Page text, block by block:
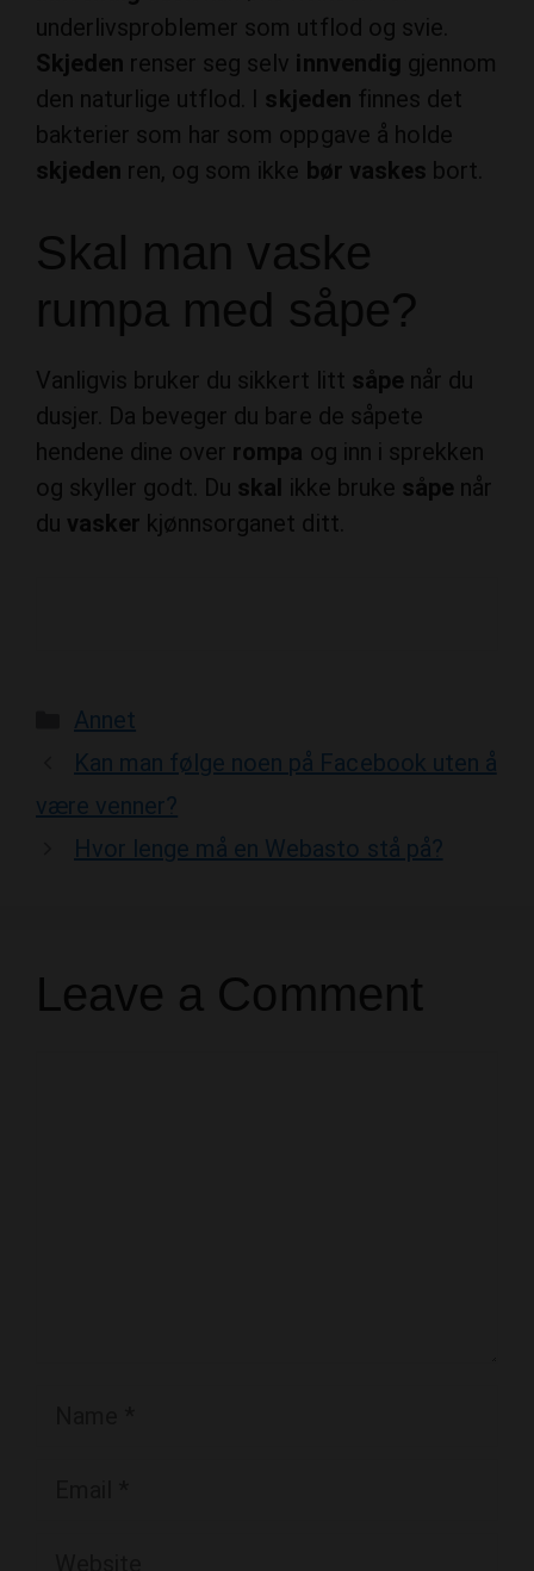
underlivsproblemer som utflod og svie.
Skjeden renser seg selv innvendig gjennom
den naturlige utflod. I skjeden finnes det
bakterier som har som oppgave å holde
skjeden ren, og som ikke bør vaskes bort.
Skal man vaske
rumpa med såpe?
Vanligvis bruker du sikkert litt såpe når du
dusjer. Da beveger du bare de såpete
hendene dine over rompa og inn i sprekken
og skyller godt. Du skal ikke bruke såpe når
du vasker kjønnsorganet ditt.
Categories
Annet
Kan man følge noen på Facebook uten å
være venner?
Hvor lenge må en Webasto stå på?
Leave a Comment